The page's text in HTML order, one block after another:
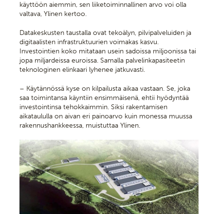
käyttöön aiemmin, sen liiketoiminnallinen arvo voi olla
valtava, Ylinen kertoo.
Datakeskusten taustalla ovat tekoälyn, pilvipalveluiden ja
digitaalisten infrastruktuurien voimakas kasvu.
Investointien koko mitataan usein sadoissa miljoonissa tai
jopa miljardeissa euroissa. Samalla palvelinkapasiteetin
teknologinen elinkaari lyhenee jatkuvasti.
– Käytännössä kyse on kilpailusta aikaa vastaan. Se, joka
saa toimintansa käyntiin ensimmäisenä, ehtii hyödyntää
investointinsa tehokkaimmin. Siksi rakentamisen
aikataululla on aivan eri painoarvo kuin monessa muussa
rakennushankkeessa, muistuttaa Ylinen.